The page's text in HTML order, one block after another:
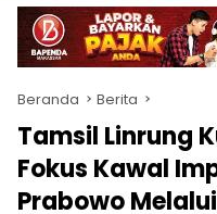
Beranda Berita
Tamsil Linrung
Fokus Kawal
Prabowo